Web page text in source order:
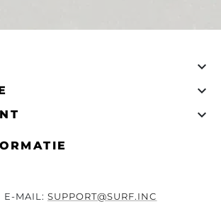



E-MAIL: SUPPORT@SURF.INC